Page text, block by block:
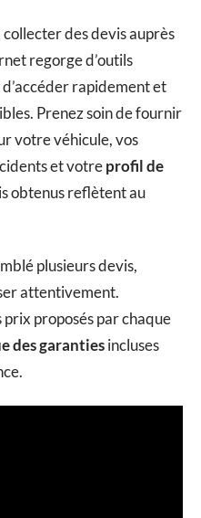
des devis auprès
regorge d’outils
rapidement et
Prenez soin de fournir
votre véhicule, vos
et votreprofil de
obtenus reflètent au
plusieurs devis,
attentivement.
proposés par chaque
des garantiesincluses